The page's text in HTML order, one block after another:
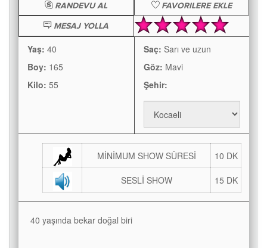
RANDEVU AL
FAVORILERE EKLE
MESAJ YOLLA
Yaş: 40
Boy: 165
Kilo: 55
Saç: Sarı ve uzun
Göz: Mavi
Şehir:
MİNİMUM SHOW SÜRESİ 10 DK
SESLİ SHOW 15 DK
40 yaşında bekar doğal biri